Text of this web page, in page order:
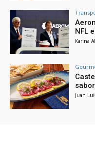
NFL
Karina
Juan